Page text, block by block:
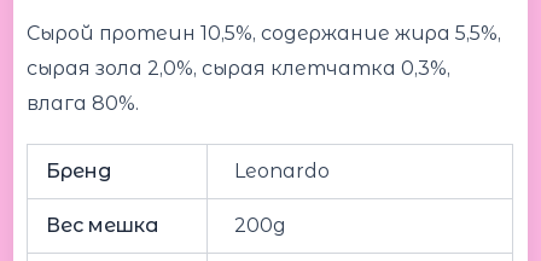
Сырой протеин 10,5%, содержание жира 5,5%,
сырая зола 2,0%, сырая клетчатка 0,3%,
влага 80%.
Бренд Leonardo
Вес мешка 200g